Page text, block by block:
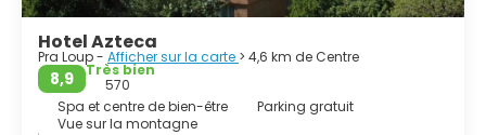
méditerranéenne vivante et décontractée dans les cafés
restaurants et les bars pendant la soirée.
Hotel Azteca
Pra Loup - Afficher sur la carte > 4,6 km de Centre
8,9
Très bien
570
Spa et centre de bien-être
Parking gratuit
Vue sur la montagne